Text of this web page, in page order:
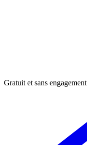
Gratuit et sans engagement